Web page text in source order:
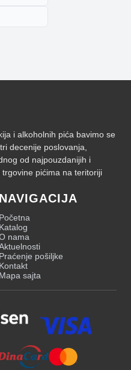
i alkoholnih pića bavimo se
decenije poslovanja,
od najpouzdanijih i
pićima na teritoriji
NAVIGACIJA
Početna
Katalog
nama
Praćenje pošiljke
Kontakt
Mapa sajta